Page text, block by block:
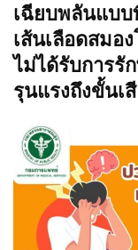
เฉียบพลันแบบ
เส้นเลือดสมอ
ไม่ได้รับการรั
รุนแรงถึงขั้นเ